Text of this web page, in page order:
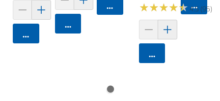
카트에 담기
카트에 담기
카트에 담기
★★★★★
★★★★★ 4.5 (95)
카트에 담기
카트에